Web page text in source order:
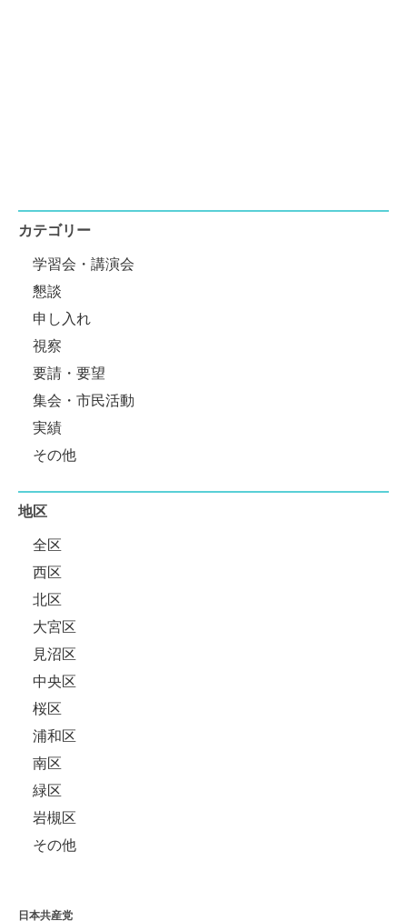
カテゴリー
学習会・講演会
懇談
申し入れ
視察
要請・要望
集会・市民活動
実績
その他
地区
全区
西区
北区
大宮区
見沼区
中央区
桜区
浦和区
南区
緑区
岩槻区
その他
日本共産党